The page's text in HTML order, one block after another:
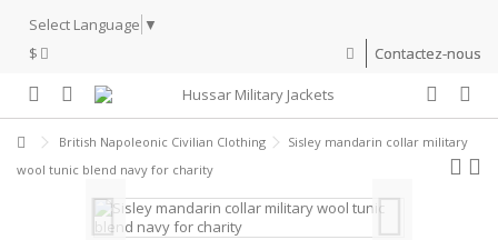
Select Language ▼
$
Contactez-nous
British Napoleonic Civilian Clothing
Sisley mandarin collar military
wool tunic blend navy for charity